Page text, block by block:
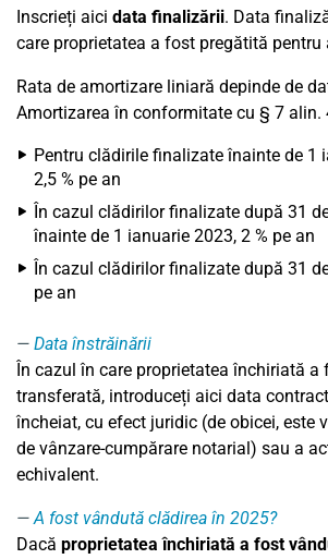
Inscrieți aici data finalizării. Data
care proprietatea a fost pregătită pentru
Rata de amortizare liniară depinde de
Amortizarea în conformitate cu § 7 alin.
Pentru clădirile finalizate înainte de 1
2,5 % pe an
În cazul clădirilor finalizate după 31
înainte de 1 ianuarie 2023, 2 % pe an
În cazul clădirilor finalizate după 31
pe an
Data înstrăinării
În cazul în care proprietatea închiriată a
transferată, introduceți aici data
încheiat, cu efect juridic (de obicei, este
de vânzare-cumpărare notarial) sau a
echivalent.
A fost vândută clădirea în 2025?
Dacă proprietatea închiriată a fost